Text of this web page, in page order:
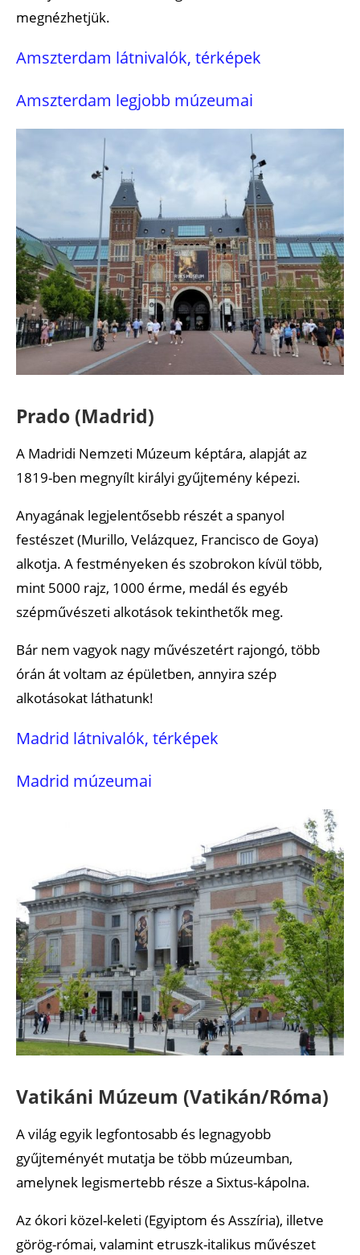
megnézhetjük.
Amszterdam látnivalók, térképek
Amszterdam legjobb múzeumai
Prado (Madrid)
A Madridi Nemzeti Múzeum képtára, alapját az
1819-ben megnyílt királyi gyűjtemény képezi.
Anyagának legjelentősebb részét a spanyol
festészet (Murillo, Velázquez, Francisco de Goya)
alkotja. A festményeken és szobrokon kívül több,
mint 5000 rajz, 1000 érme, medál és egyéb
szépművészeti alkotások tekinthetők meg.
Bár nem vagyok nagy művészetért rajongó, több
órán át voltam az épületben, annyira szép
alkotásokat láthatunk!
Madrid látnivalók, térképek
Madrid múzeumai
Vatikáni Múzeum (Vatikán/Róma)
A világ egyik legfontosabb és legnagyobb
gyűjteményét mutatja be több múzeumban,
amelynek legismertebb része a Sixtus-kápolna.
Az ókori közel-keleti (Egyiptom és Asszíria), illetve
görög-római, valamint etruszk-italikus művészet